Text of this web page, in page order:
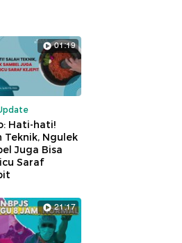
01:19
Hati-hati!
Teknik, Ngulek
Juga Bisa
Saraf
21:17